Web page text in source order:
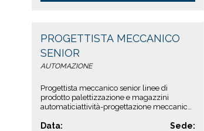
PROGETTISTA MECCANICO
SENIOR
AUTOMAZIONE
Progettista meccanico senior linee di
prodotto palettizzazione e magazzini
automaticiattività-progettazione meccanica
sviluppo layout...
Data:
Sede: